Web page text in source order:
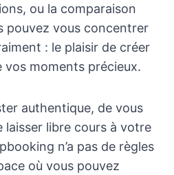
ou la comparaison
pouvez vous concentrer
: le plaisir de créer
vos moments précieux.
authentique, de vous
libre cours à votre
n’a pas de règles
où vous pouvez